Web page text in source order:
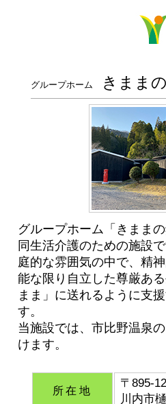
グループホーム きまま
グループホーム「きまま
同生活介護のための施設
庭的な雰囲気の中で、精
能な限り自立した尊厳あ
まま」に送れるように支
す。
当施設では、市比野温泉
けます。
所在地
〒895-
川内市